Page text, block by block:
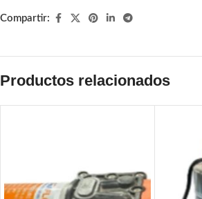
Compartir:
Productos relacionados